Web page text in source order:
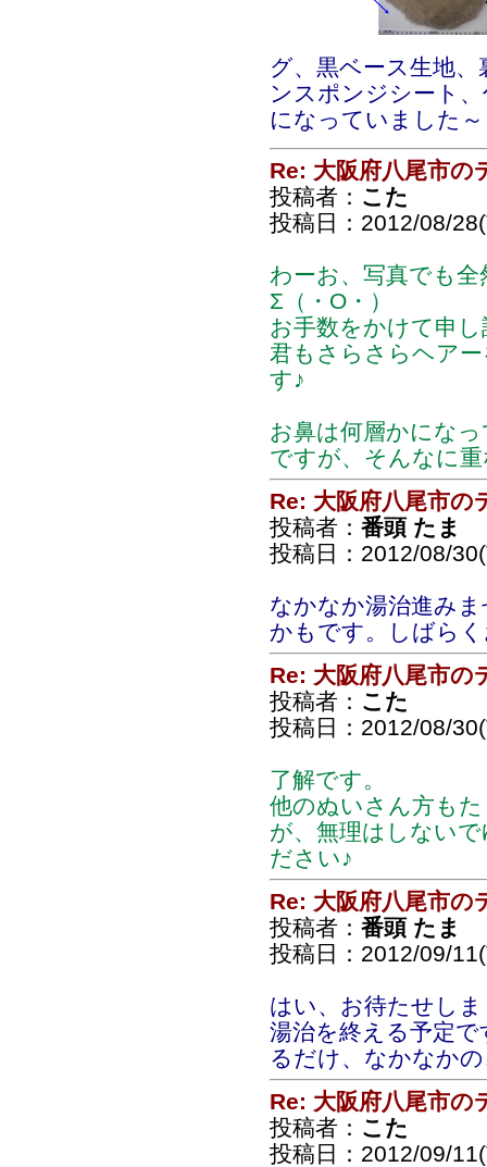
グ、黒ベース生地
ンスポンジシート
になっていました～
Re: 大阪府八尾市の
投稿者： こた
投稿日：2012/08/
わーお、写真でも
Σ（・O・）
お手数をかけて申
君もさらさらヘア
す♪
お鼻は何層かにな
ですが、そんなに
Re: 大阪府八尾市の
投稿者： 番頭 たま
投稿日：2012/08/
なかなか湯治進み
かもです。しばら
Re: 大阪府八尾市の
投稿者： こた
投稿日：2012/08/
了解です。
他のぬいさん方も
が、無理はしない
ださい♪
Re: 大阪府八尾市の
投稿者： 番頭 たま
投稿日：2012/09/
はい、お待たせし
湯治を終える予定
るだけ、なかなか
Re: 大阪府八尾市の
投稿者： こた
投稿日：2012/09/